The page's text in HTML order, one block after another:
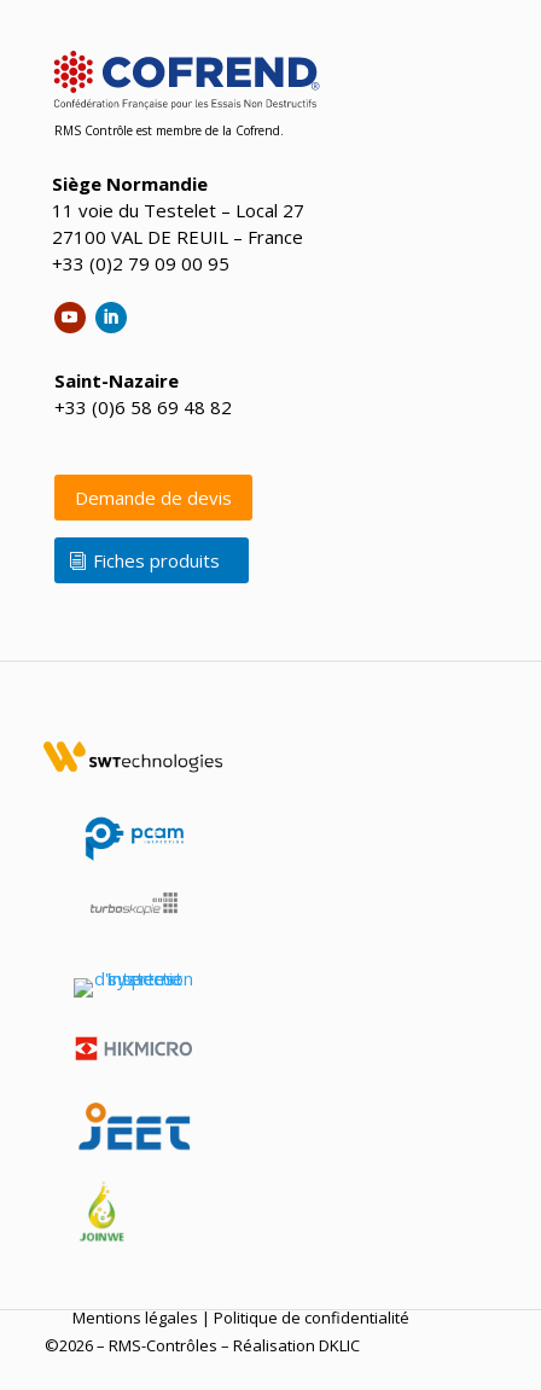
RMS Contrôle est membre de la Cofrend.
Siège Normandie
11 voie du Testelet – Local 27
27100 VAL DE REUIL – France
+33 (0)2 79 09 00 95
Saint-Nazaire
+33 (0)6 58 69 48 82
Demande de devis
Fiches produits
©2026 – RMS-Contrôles – Réalisation DKLIC
Mentions légales|Politique de confidentialité